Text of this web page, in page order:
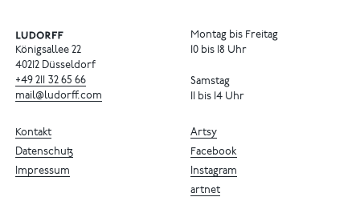
Königsallee 22
40212 Düsseldorf
+49 211 32 65 66
mail@ludorff.com
Montag bis Freitag
10 bis 18 Uhr
Samstag
11 bis 14 Uhr
Artsy
Facebook
Instagram
artnet
Kontakt
Datenschutz
Impressum